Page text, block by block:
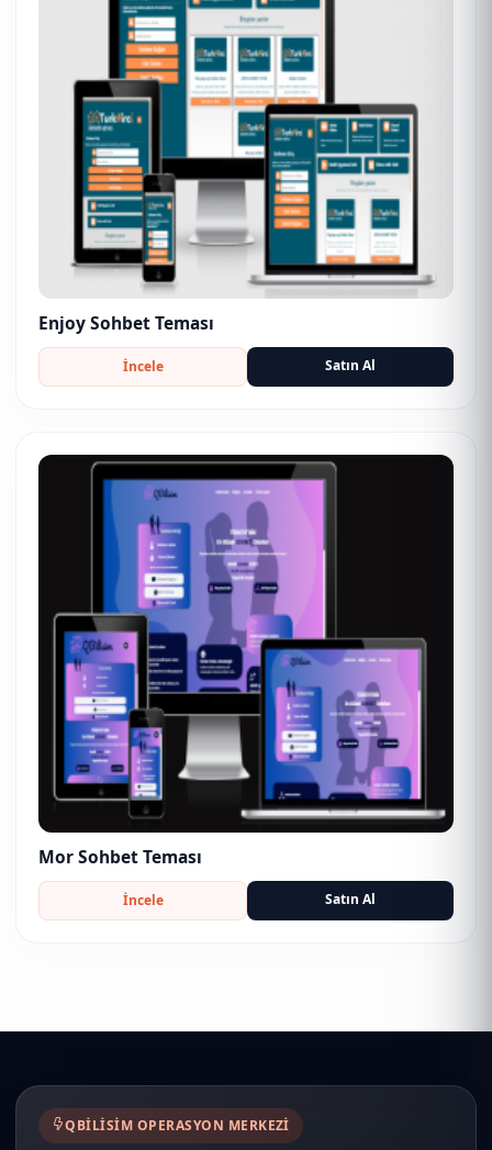
Enjoy Sohbet Teması
İncele Satın Al
Mor Sohbet Teması
İncele Satın Al
QBILISIM OPERASYON MERKEZI